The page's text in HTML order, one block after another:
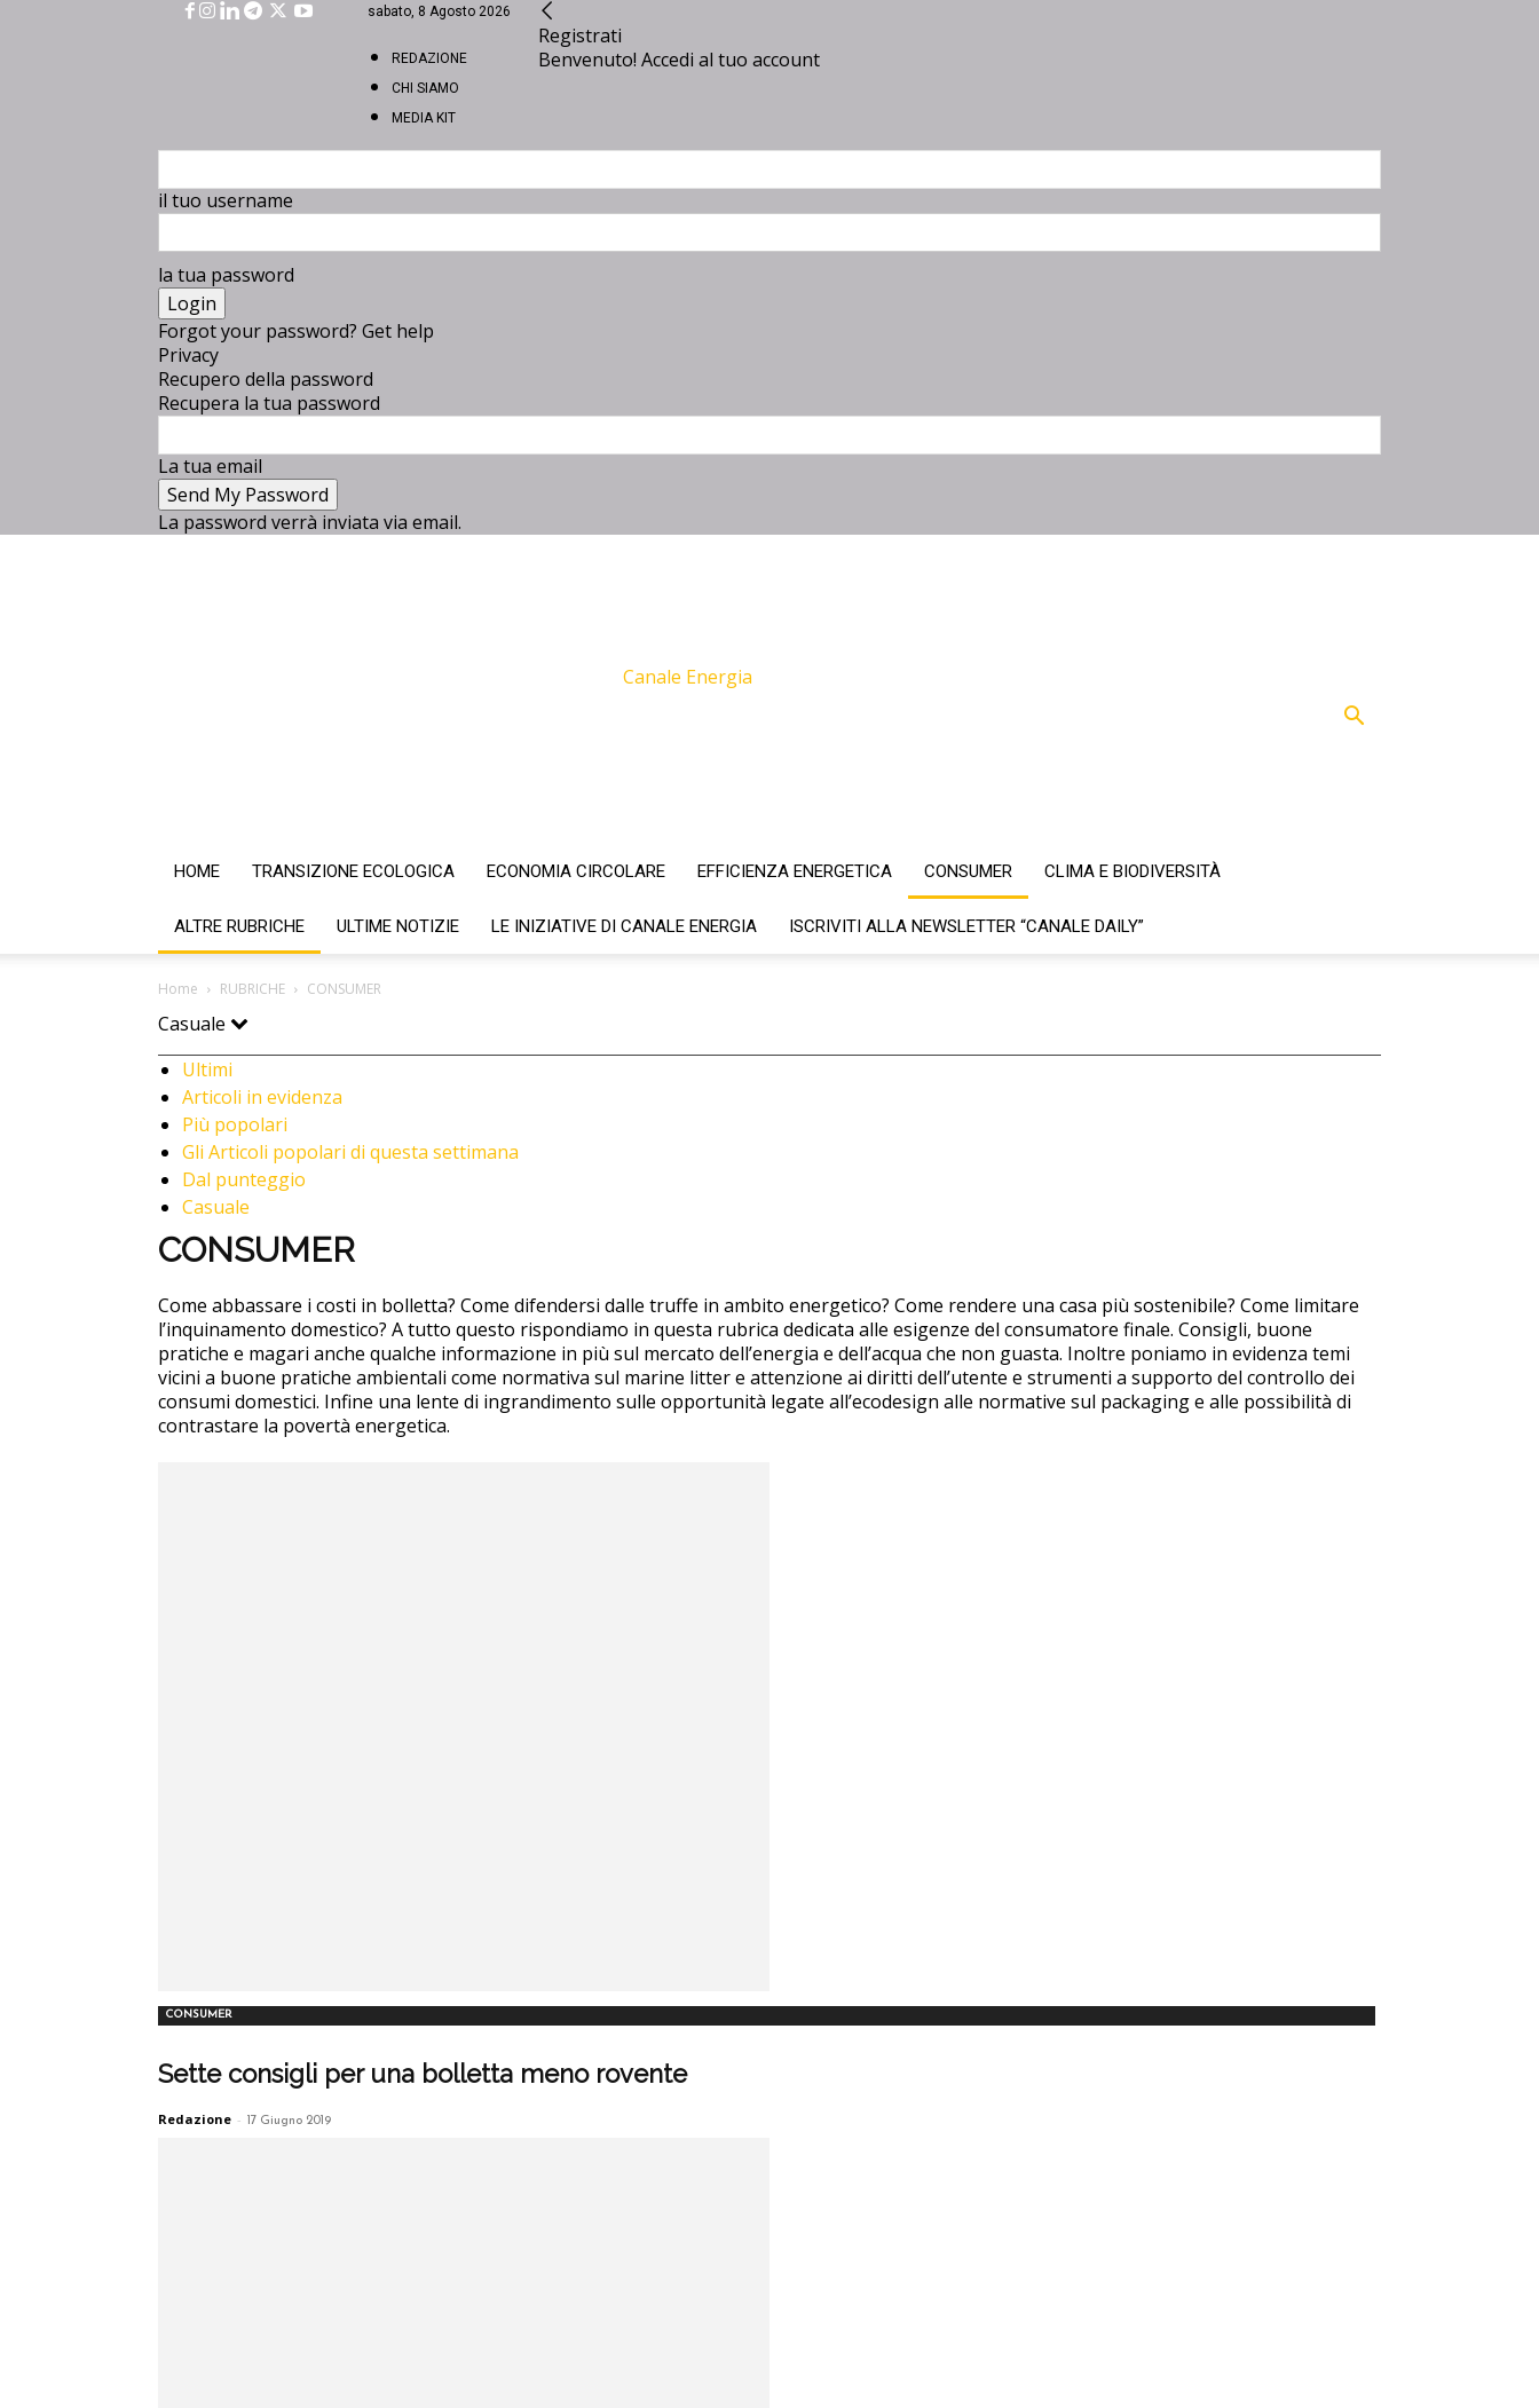
sabato, 8 Agosto 2026
REDAZIONE
CHI SIAMO
MEDIA KIT
Registrati
Benvenuto! Accedi al tuo account
il tuo username
la tua password
Forgot your password? Get help
Privacy
Recupero della password
Recupera la tua password
La tua email
La password verrà inviata via email.
Canale Energia
HOME TRANSIZIONE ECOLOGICA ECONOMIA CIRCOLARE EFFICIENZA ENERGETICA CONSUMER CLIMA E BIODIVERSITÀ
ALTRE RUBRICHE ULTIME NOTIZIE LE INIZIATIVE DI CANALE ENERGIA ISCRIVITI ALLA NEWSLETTER “CANALE DAILY”
Home RUBRICHE CONSUMER
Casuale
Ultimi
Articoli in evidenza
Più popolari
Gli Articoli popolari di questa settimana
Dal punteggio
Casuale
CONSUMER
Come abbassare i costi in bolletta? Come difendersi dalle truffe in ambito energetico? Come rendere una casa più sostenibile? Come limitare
l’inquinamento domestico? A tutto questo rispondiamo in questa rubrica dedicata alle esigenze del consumatore finale. Consigli, buone
pratiche e magari anche qualche informazione in più sul mercato dell’energia e dell’acqua che non guasta. Inoltre poniamo in evidenza temi
vicini a buone pratiche ambientali come normativa sul marine litter e attenzione ai diritti dell’utente e strumenti a supporto del controllo dei
consumi domestici. Infine una lente di ingrandimento sulle opportunità legate all’ecodesign alle normative sul packaging e alle possibilità di
contrastare la povertà energetica.
CONSUMER
Sette consigli per una bolletta meno rovente
Redazione - 17 Giugno 2019